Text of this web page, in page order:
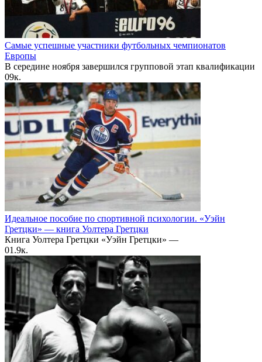
Самые успешные участники футбольных чемпионатов
Европы
В середине ноября завершился групповой этап квалификации
09к.
Идеальное пособие по спортивной психологии. «Уэйн
Гретцки» — книга Уолтера Гретцки
Книга Уолтера Гретцки «Уэйн Гретцки» —
01.9к.